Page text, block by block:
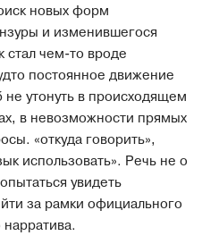
новых форм
и изменившегося
стал чем-то вроде
постоянное движение
утонуть в происходящем
в невозможности прямых
«откуда говорить»,
использовать». Речь не о
увидеть
за рамки официального